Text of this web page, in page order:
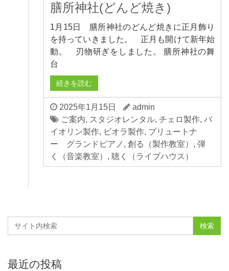
膳所神社(どんど焼き)
1月15日 膳所神社のどんど焼きに正月飾り
を持っていきました。 正月も開けて新年始
動。 刃物研ぎをしました。 膳所神社の舞
台
続きを読む
2025年1月15日
admin
ご案内, スタジオレンタル, チェロ製作, バ
イオリン製作, ビオラ製作, ブリュートナ
ー グランドピアノ , 創る（製作教室） , 弾
く（音楽教室） , 聴く（ライブハウス）
最近の投稿